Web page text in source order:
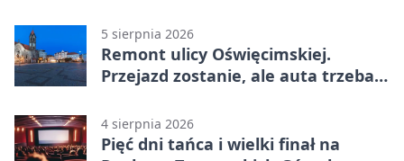
5 sierpnia 2026
Remont ulicy Oświęcimskiej.
Przejazd zostanie, ale auta trzeba
4 sierpnia 2026
Pięć dni tańca i wielki finał na